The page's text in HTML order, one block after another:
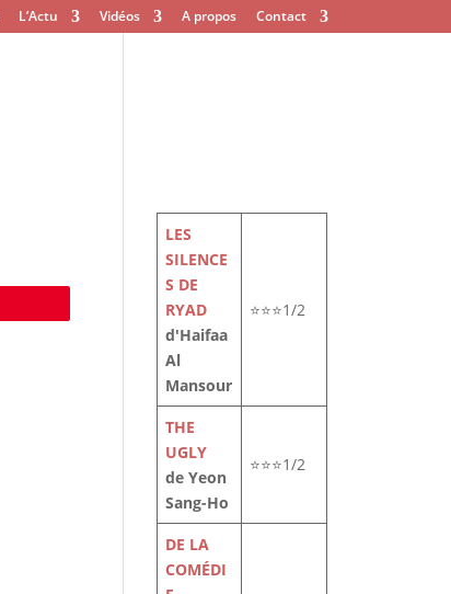
L’Actu Vidéos A propos Contact
LES
SILENCE
S DE
RYAD
d'Haifaa
Al
Mansour
⭐⭐⭐1/2
THE
UGLY
de Yeon
Sang-Ho
⭐⭐⭐1/2
DE LA
COMÉDI